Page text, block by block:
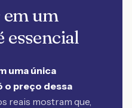
um
essencial
uma única
o preço dessa
reais mostram que,